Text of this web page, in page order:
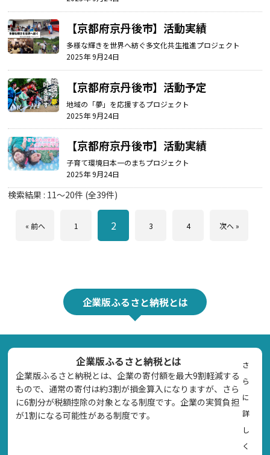
【京都府京丹後市】 活動実績
多様な輝きを世界へ紡ぐ多文化共生推進プロジェクト
2025年 9月24日
【京都府京丹後市】 活動予定
地域の「夢」を応援するプロジェクト
2025年 9月24日
【京都府京丹後市】 活動実績
子育て環境日本一のまちプロジェクト
2025年 9月24日
検索結果 : 11～20件 (全39件)
« 前へ 1 2 3 4 次へ »
企業版ふるさと納税とは
企業版ふるさと納税とは
企業版ふるさと納税とは、企業の寄付額を最大9割軽減する
もので、通常の寄付は約3割が損金算入になりますが、さら
に6割分が税額控除の対象となる制度です。企業の実質負担
が1割になる可能性がある制度です。
さ
ら
に
詳
し
く